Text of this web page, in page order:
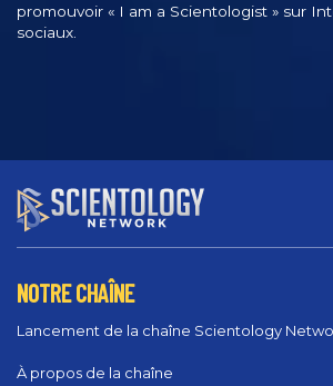
promouvoir « I am a Scientologist » sur
sociaux.
NOTRE CHAÎNE
Lancement de la chaîne Scientology
À propos de la chaîne